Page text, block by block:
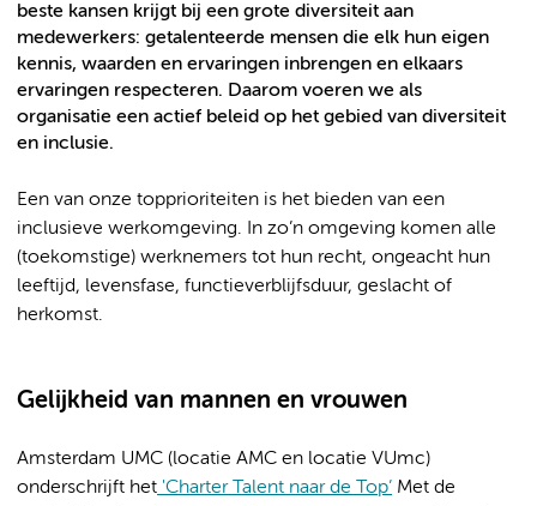
beste kansen krijgt bij een grote diversiteit aan
medewerkers: getalenteerde mensen die elk hun eigen
kennis, waarden en ervaringen inbrengen en elkaars
ervaringen respecteren. Daarom voeren we als
organisatie een actief beleid op het gebied van diversiteit
en inclusie.
Een van onze topprioriteiten is het bieden van een
inclusieve werkomgeving. In zo’n omgeving komen alle
(toekomstige) werknemers tot hun recht, ongeacht hun
leeftijd, levensfase, functieverblijfsduur, geslacht of
herkomst.
Gelijkheid van mannen en vrouwen
Amsterdam UMC (locatie AMC en locatie VUmc)
onderschrijft het 'Charter Talent naar de Top’ Met de